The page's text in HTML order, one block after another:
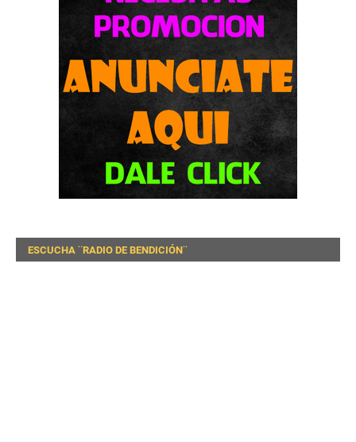
ESCUCHA ¨RADIO DE BENDICIÓN¨